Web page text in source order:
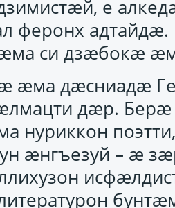
е
феронх адтайдӕ.
си дзӕбокӕ
ӕма дӕсниадӕ
дӕр.
нуриккон
ӕнгъезуй – ӕ